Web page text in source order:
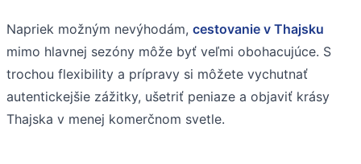
Napriek možným nevýhodám, cestovanie v Thajsku
mimo hlavnej sezóny môže byť veľmi obohacujúce. S
trochou flexibility a prípravy si môžete vychutnať
autentickejšie zážitky, ušetriť peniaze a objaviť krásy
Thajska v menej komerčnom svetle.